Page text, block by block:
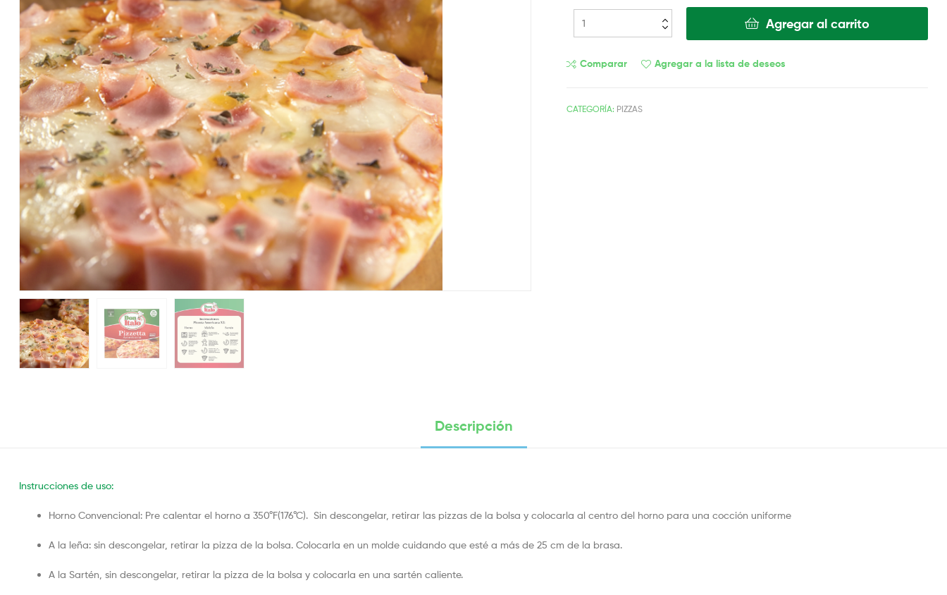
Agregar al carrito
Comparar Agregar a la lista de deseos
CATEGORÍA: PIZZAS
Descripción
Instrucciones de uso:
Horno Convencional: Pre calentar el horno a 350°F(176°C). Sin descongelar, retirar las pizzas de la bolsa y colocarla al centro del horno para una cocción uniforme
A la leña: sin descongelar, retirar la pizza de la bolsa. Colocarla en un molde cuidando que esté a más de 25 cm de la brasa.
A la Sartén, sin descongelar, retirar la pizza de la bolsa y colocarla en una sartén caliente.